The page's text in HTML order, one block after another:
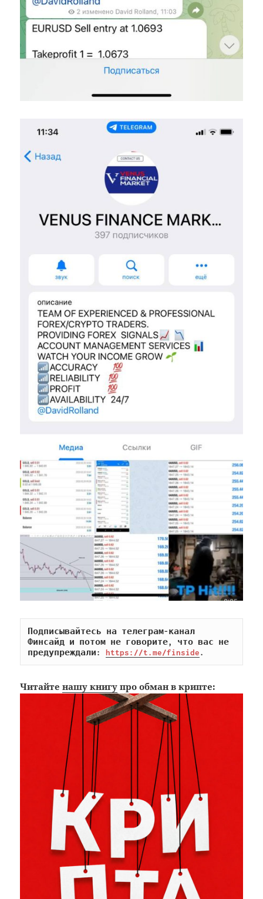
Подписывайтесь на телеграм-канал
Финсайд и потом не говорите, что вас не
предупреждали: https://t.me/finside.
Читайтенашу книгу про обман в крипте: